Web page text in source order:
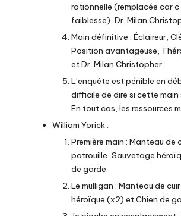
rationnelle (remplacée car
faiblesse), Dr. Milan
Main définitive : Éclaireur,
Position avantageuse,
et Dr. Milan Christopher.
L’enquête est pénible en
difficile de dire si cette
En tout cas, les ressources
William Yorick :
Première main : Manteau de
patrouille, Sauvetage
de garde.
Le mulligan : Manteau de
héroïque (x2) et Chien de